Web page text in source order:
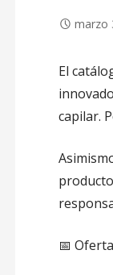
marzo
El
capilar.
📅